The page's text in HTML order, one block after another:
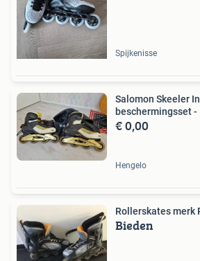
Spijkenisse
Salomon Skeeler
beschermingsset -
€ 0,00
Hengelo
Rollerskates merk
Bieden